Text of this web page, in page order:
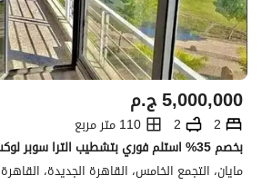
ج.م5,000,000
2
2
110 متر مربع
مايان، التجمع الخامس، القاهرة الجديدة، القاهرة